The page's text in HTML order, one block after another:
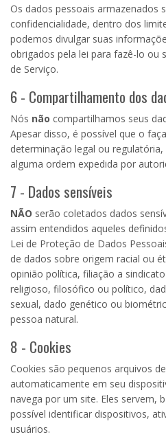
Os dados pessoais armazenados
confidencialidade, dentro dos
podemos divulgar suas
obrigados pela lei para fazê-lo ou
de Serviço.
6 - Compartilhamento dos
Nós não compartilhamos seus
Apesar disso, é possível que o
determinação legal ou
alguma ordem expedida por
7 - Dados sensíveis
NÃO serão coletados dados
assim entendidos aqueles
Lei de Proteção de Dados
de dados sobre origem racial ou
opinião política, filiação a
religioso, filosófico ou político,
sexual, dado genético ou
pessoa natural.
8 - Cookies
Cookies são pequenos arquivos
automaticamente em seu
navega por um site. Eles servem,
possível identificar dispositivos,
usuários.